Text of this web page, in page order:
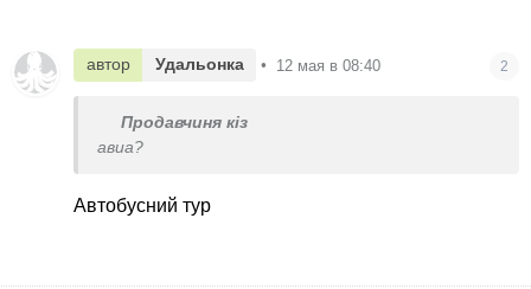
автор Удальонка • 12 мая в 08:40 2
Продавчиня кіз
авиа?
Автобусний тур